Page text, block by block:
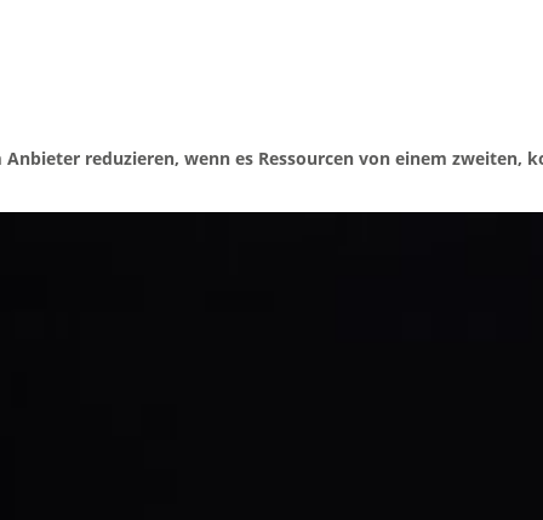
reduzieren, wenn es Ressourcen von einem